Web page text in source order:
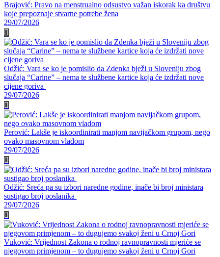
Brajović: Pravo na menstrualno odsustvo važan iskorak ka društvu
koje prepoznaje stvarne potrebe žena
29/07/2026
Odžić: Vara se ko je pomislio da Zdenka bježi u Sloveniju zbog
slučaja “Carine” – nema te službene kartice koja će izdržati nove
cijene goriva
29/07/2026
Perović: Lakše je iskoordinirati manjom navijačkom grupom, nego
ovako masovnom vladom
29/07/2026
Odžić: Sreća pa su izbori naredne godine, inače bi broj ministara
sustigao broj poslanika
29/07/2026
Vuković: Vrijednost Zakona o rodnoj ravnopravnosti mjeriće se
njegovom primjenom – to dugujemo svakoj ženi u Crnoj Gori